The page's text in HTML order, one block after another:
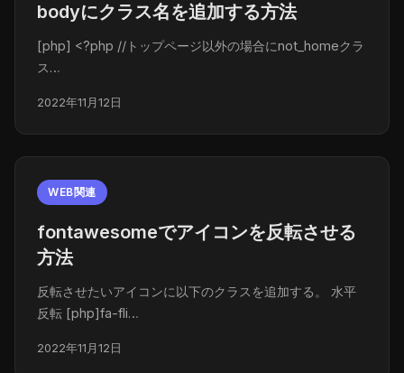
bodyにクラス名を追加する方法
[php] <?php //トップページ以外の場合にnot_homeクラ
ス…
2022年11月12日
WEB関連
fontawesomeでアイコンを反転させる
方法
反転させたいアイコンに以下のクラスを追加する。 水平
反転 [php]fa-fli…
2022年11月12日